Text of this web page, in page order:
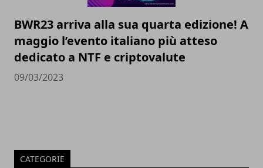
BWR23 arriva alla sua quarta edizione! A
maggio l’evento italiano più atteso
dedicato a NTF e criptovalute
09/03/2023
CATEGORIE